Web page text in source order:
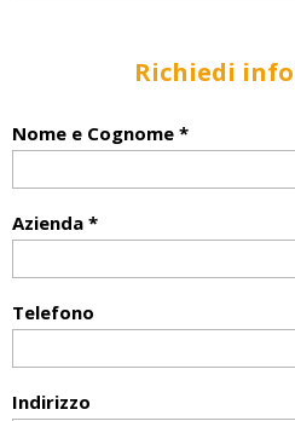
Richiedi
Nome e Cognome *
Azienda *
Telefono
Indirizzo